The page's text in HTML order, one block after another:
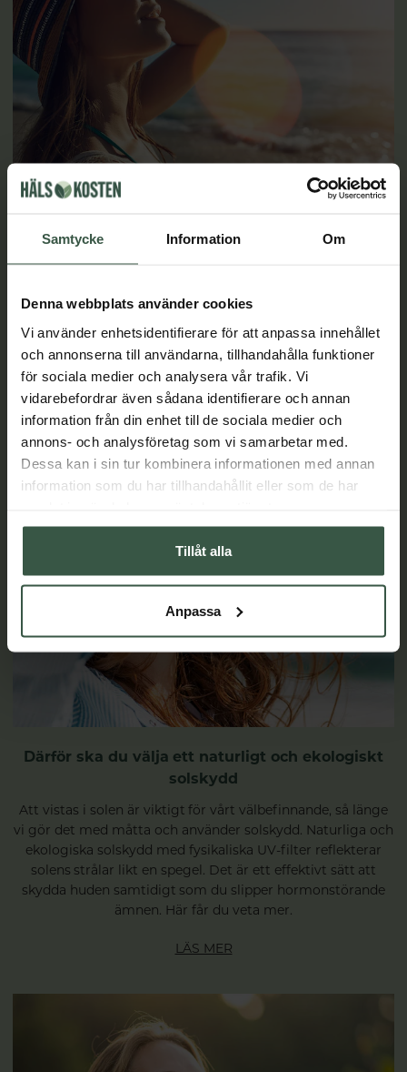
Samtycke Information Om
Denna webbplats använder cookies
Vi använder enhetsidentifierare för att anpassa innehållet
och annonserna till användarna, tillhandahålla funktioner
för sociala medier och analysera vår trafik. Vi
vidarebefordrar även sådana identifierare och annan
information från din enhet till de sociala medier och
annons- och analysföretag som vi samarbetar med.
Dessa kan i sin tur kombinera informationen med annan
information som du har tillhandahållit eller som de har
Tillåt alla
Anpassa
Solens strålar kan ge oss D-vitamin och sommarkänslor –
men också solskador och för tidigt åldrande om vi inte är
försiktiga. Här är en guide till hur du kan förbereda din hud
inför solsäsongen på ett hälsosamt och hållbart sätt.
LÄS MER
Därför ska du välja ett naturligt och ekologiskt
solskydd
Att vistas i solen är viktigt för vårt välbefinnande, så länge
vi gör det med måtta och använder solskydd. Naturliga och
ekologiska solskydd med fysikaliska UV-filter reflekterar
solens strålar likt en spegel. Det är ett effektivt sätt att
skydda huden samtidigt som du slipper hormonstörande
ämnen. Här får du veta mer.
LÄS MER